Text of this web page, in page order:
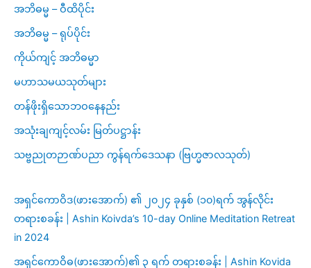
အဘိဓမ္မ – ဝီထိပိုင်း
အဘိဓမ္မ – ရုပ်ပိုင်း
ကိုယ်ကျင့် အဘိဓမ္မာ
မဟာသမယသုတ်များ
တန်ဖိုးရှိသောဘဝနေနည်း
အသုံးချကျင့်လမ်း မြတ်ပဋ္ဌာန်း
သဗ္ဗညုတဉာဏ်ပညာ ကွန်ရက်ဒေသနာ (ဗြဟ္မဇာလသုတ်)
အရှင်ကောဝိဒ(ဖားအောက်) ၏ ၂၀၂၄ ခုနှစ် (၁၀)ရက် အွန်လိုင်း
တရားစခန်း | Ashin Koivda’s 10-day Online Meditation Retreat
in 2024
အရှင်ကောဝိဓ(ဖားအောက်)၏ ၃ ရက် တရားစခန်း | Ashin Kovida